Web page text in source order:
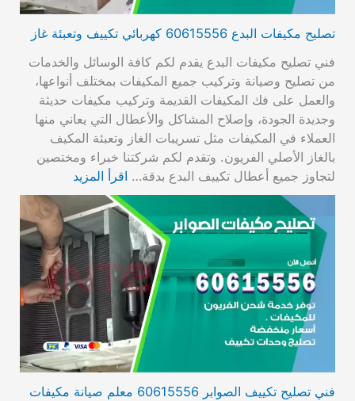
تصليح مكيفات البدع 60615556 كهربائي تكييف وتعبئة غاز
فني تصليح مكيفات البدع يقدم لكم كافة الوسائل والخدمات
من تصليح وصيانة وتركيب جميع المكيفات بمختلف أنواعها،
والعمل على فك المكيفات القديمة وتركيب مكيفات حديثة
وجديدة الجودة، وإصلاح المشاكل والأعطال التي يعاني منها
العملاء في المكيفات مثل تسريبات الغاز وتعبئة المكيف
بالغاز الأصلي الفريون. وتقدم لكم شركتنا خبراء ومختصين
لتجاوز جميع أعطال تكييف البدع بدقة… اقرأ المزيد
فني تصليح تكييف الصوابر 60615556 معلم صيانة مكيفات